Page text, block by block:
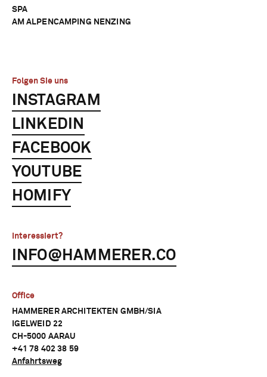
SPA
AM ALPENCAMPING NENZING
Folgen Sie uns
INSTAGRAM
LINKEDIN
FACEBOOK
YOUTUBE
HOMIFY
Interessiert?
INFO@HAMMERER.CO
Office
HAMMERER ARCHITEKTEN GMBH/SIA
IGELWEID 22
CH-5000 AARAU
+41 78 402 38 59
Anfahrtsweg